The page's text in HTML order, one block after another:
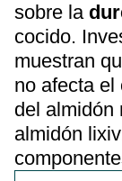
sobre la
cocido.
muestran
no afecta el
del almidón
almidón